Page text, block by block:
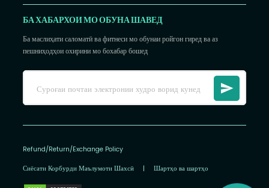
БА ХАБАРХОИ МО ОБУНА ШАВЕД
Ба маслиҳати саломатӣ ва фитнеси мо обунаи ройгон гиред ва аз
пешниҳодҳои охирини мо бохабар бошед
Refund/Return/Exchange Policy
Сиёсати Корбурди Маълумоти Шахсӣ | Шартҳо ва шартҳо